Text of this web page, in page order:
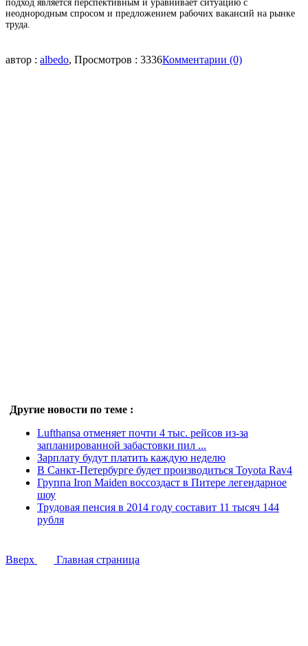
подход является перспективным и уравнивает ситуацию с
неоднородным спросом и предложением рабочих вакансий на рынке
труда.
автор : albedo, Просмотров : 3336Комментарии (0)
Другие новости по теме :
Lufthansa отменяет почти 4 тыс. рейсов из-за
запланированной забастовки пил ...
Зарплату будут платить каждую неделю
В Санкт-Петербурге будет производиться Toyota Rav4
Группа Iron Maiden воссоздаст в Питере легендарное
шоу
Трудовая пенсия в 2014 году составит 11 тысяч 144
рубля
Вверх Главная страница